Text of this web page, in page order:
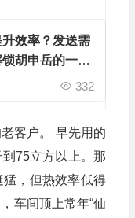
效率？发送需
胡申岳的一对
332
客户。 早先用的
75立方以上。那
，但热效率低得
车间顶上常年“仙